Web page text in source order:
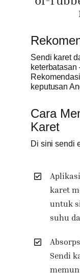
Sendi karet
keterbatasan
keputusan
Cara
Karet
Di sini sendi
karet
untuk
suhu
Sendi